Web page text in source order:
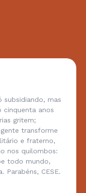
subsidiando, mas
cinquenta anos
gritem;
transforme
e fraterno,
nos quilombos:
todo mundo,
Parabéns, CESE.